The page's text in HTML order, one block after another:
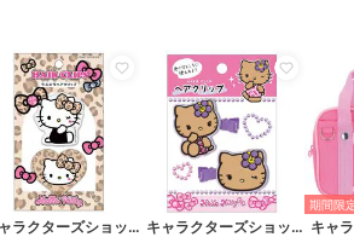
キャラクターズショップ ラフラフ キャラクターズショップ ラフラフ
期間限